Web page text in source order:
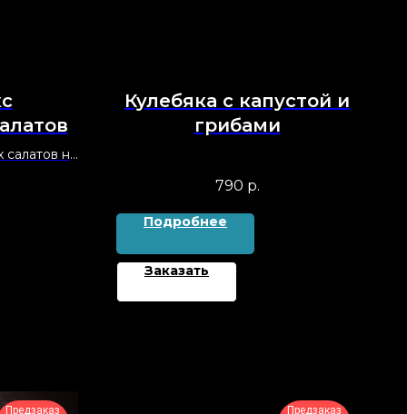
салатов на
Кулебяка с капустой и
грибами
790 р.
Подробнее
Заказать
Предзаказ
Предзаказ